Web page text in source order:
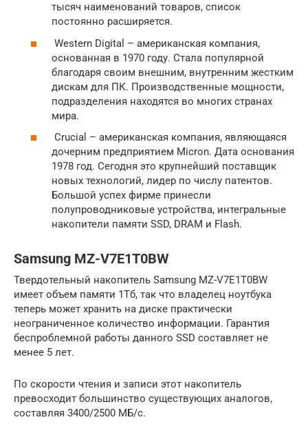
тысяч наименований товаров, список
постоянно расширяется.
Western Digital – американская компания,
основанная в 1970 году. Стала популярной
благодаря своим внешним, внутренним жестким
дискам для ПК. Производственные мощности,
подразделения находятся во многих странах
мира.
Crucial – американская компания, являющаяся
дочерним предприятием Micron. Дата основания
1978 год. Сегодня это крупнейший поставщик
новых технологий, лидер по числу патентов.
Большой успех фирме принесли
полупроводниковые устройства, интегральные
накопители памяти SSD, DRAM и Flash.
Samsung MZ-V7E1T0BW
Твердотельный накопитель Samsung MZ-V7E1T0BW
имеет объем памяти 1Тб, так что владелец ноутбука
теперь может хранить на диске практически
неограниченное количество информации. Гарантия
беспроблемной работы данного SSD составляет не
менее 5 лет.
По скорости чтения и записи этот накопитель
превосходит большинство существующих аналогов,
составляя 3400/2500 МБ/c.